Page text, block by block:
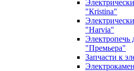
"Кristina"
"Harvia"
Электропечь
"Премьера"
Запчасти к